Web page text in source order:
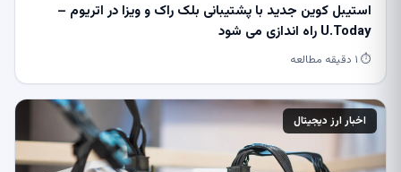
استیبل کوین جدید با پشتیبانی بلک راک و ویزا در اتریوم –
U.Today راه اندازی می شود
⏱ ۱ دقیقه مطالعه
اخبار ارز دیجیتال